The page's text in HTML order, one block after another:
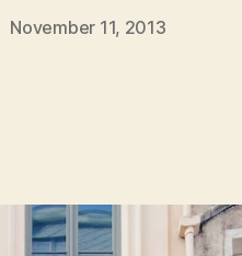
November 11, 2013